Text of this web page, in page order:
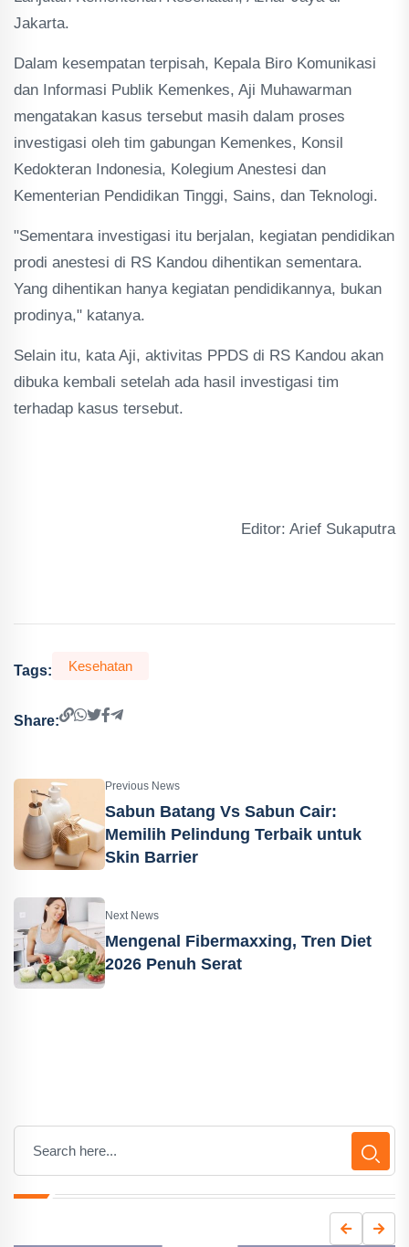
Jakarta.
Dalam kesempatan terpisah, Kepala Biro Komunikasi
dan Informasi Publik Kemenkes, Aji Muhawarman
mengatakan kasus tersebut masih dalam proses
investigasi oleh tim gabungan Kemenkes, Konsil
Kedokteran Indonesia, Kolegium Anestesi dan
Kementerian Pendidikan Tinggi, Sains, dan Teknologi.
"Sementara investigasi itu berjalan, kegiatan pendidikan
prodi anestesi di RS Kandou dihentikan sementara.
Yang dihentikan hanya kegiatan pendidikannya, bukan
prodinya," katanya.
Selain itu, kata Aji, aktivitas PPDS di RS Kandou akan
dibuka kembali setelah ada hasil investigasi tim
terhadap kasus tersebut.
Editor: Arief Sukaputra
Tags: Kesehatan
Share:
Previous News
Sabun Batang Vs Sabun Cair:
Memilih Pelindung Terbaik untuk
Skin Barrier
Next News
Mengenal Fibermaxxing, Tren Diet
2026 Penuh Serat